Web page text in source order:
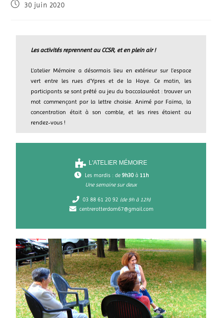
30 juin 2020
Les activités reprennent au CCSR, et en plein air !
L’atelier Mémoire a désormais lieu en extérieur sur l’espace
vert entre les rues d’Ypres et de la Haye. Ce matin, les
participants se sont prêté au jeu du baccalauréat : trouver un
mot commençant par la lettre choisie. Animé par Faïma, la
concentration était à son comble, et les rires étaient au
rendez-vous !
L'ATELIER MÉMOIRE
Les mardis : de 9h30à 11h
Une semaine sur deux
03 88 61 20 92 (de 9h à 12h)
centrerotterdam67@gmail.com